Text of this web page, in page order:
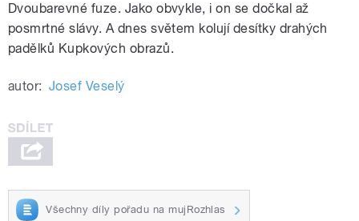
Dvoubarevné fuze. Jako obvykle, i on se dočkal až
posmrtné slávy. A dnes světem kolují desítky drahých
padělků Kupkových obrazů.
autor: Josef Veselý
Všechny díly pořadu na mujRozhlas